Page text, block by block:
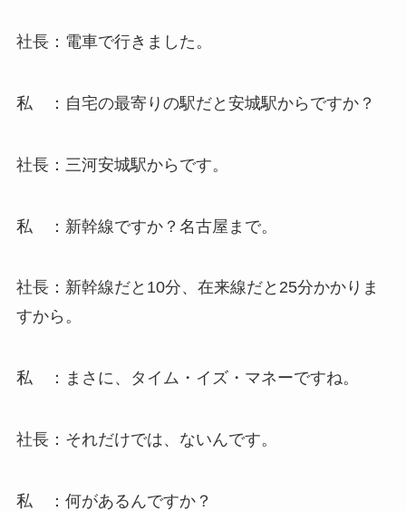
社長：電車で行きました。
私 ：自宅の最寄りの駅だと安城駅からですか？
社長：三河安城駅からです。
私 ：新幹線ですか？名古屋まで。
社長：新幹線だと10分、在来線だと25分かかりま
すから。
私 ：まさに、タイム・イズ・マネーですね。
社長：それだけでは、ないんです。
私 ：何があるんですか？